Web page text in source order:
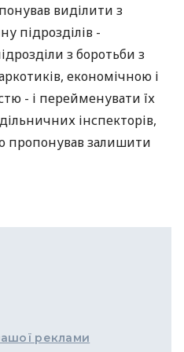
виділити з
підрозділів -
з боротьби з
економічною і
- і перейменувати їх
інспекторів,
пропонував залишити
реклами